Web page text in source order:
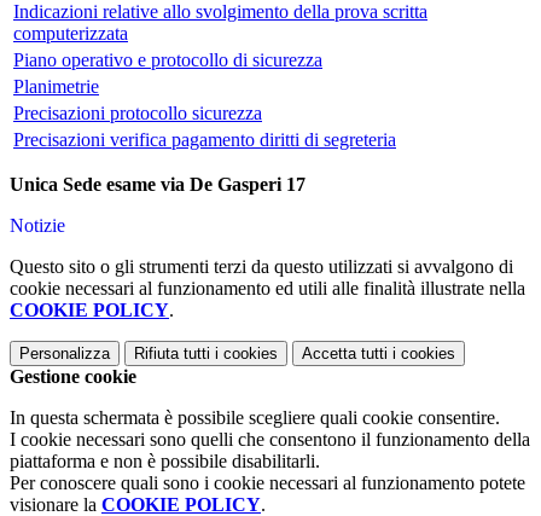
Indicazioni relative allo svolgimento della prova scritta
computerizzata
Piano operativo e protocollo di sicurezza
Planimetrie
Precisazioni protocollo sicurezza
Precisazioni verifica pagamento diritti di segreteria
Unica Sede esame via De Gasperi 17
Notizie
Questo sito o gli strumenti terzi da questo utilizzati si avvalgono di
cookie necessari al funzionamento ed utili alle finalità illustrate nella
COOKIE POLICY.
Personalizza Rifiuta tutti i cookies Accetta tutti i cookies
Gestione cookie
In questa schermata è possibile scegliere quali cookie consentire.
I cookie necessari sono quelli che consentono il funzionamento della
piattaforma e non è possibile disabilitarli.
Per conoscere quali sono i cookie necessari al funzionamento potete
visionare la COOKIE POLICY.